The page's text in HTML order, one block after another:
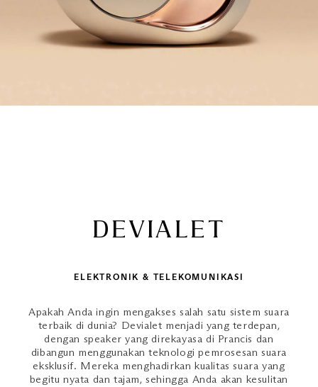
DEVIALET
ELEKTRONIK & TELEKOMUNIKASI
Apakah Anda ingin mengakses salah satu sistem suara
terbaik di dunia? Devialet menjadi yang terdepan,
dengan speaker yang direkayasa di Prancis dan
dibangun menggunakan teknologi pemrosesan suara
eksklusif. Mereka menghadirkan kualitas suara yang
begitu nyata dan tajam, sehingga Anda akan kesulitan